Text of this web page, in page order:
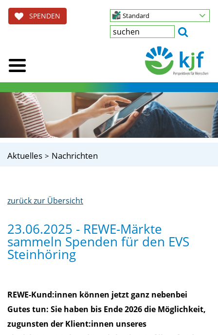
SPENDEN Standard
Aktuelles Nachrichten
zurück zur Übersicht
23.06.2025 - REWE-Märkte
sammeln Spenden für den EVS
Steinhöring
REWE-Kund:innen können jetzt ganz nebenbei
Gutes tun: Sie haben bis Ende 2026 die Möglichkeit,
zugunsten der Klient:innen unseres